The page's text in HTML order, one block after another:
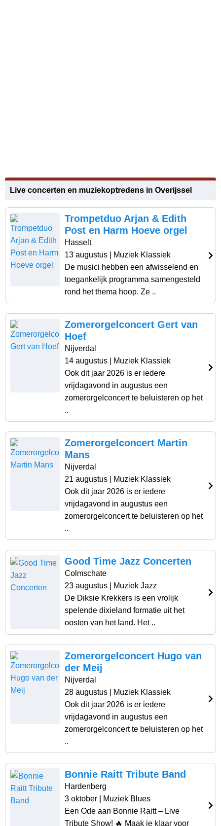
Live concerten en muziekoptredens in Overijssel
Trompetduo Arjan & Edith
Post en Harm Hoeve orgel
Hasselt
13 augustus | Muziek Klassiek
De musici hebben een afwisselend en
toegankelijk programma samengesteld
rond het thema hoop. Ze ..
Zomerorgelconcert Gert van
Hoef
Nijverdal
14 augustus | Muziek Klassiek
Ook dit jaar 2026 is er iedere
vrijdagavond in augustus een
zomerorgelconcert te beluisteren op het
..
Zomerorgelconcert Martin
Mans
Nijverdal
21 augustus | Muziek Klassiek
Ook dit jaar 2026 is er iedere
vrijdagavond in augustus een
zomerorgelconcert te beluisteren op het
..
Good Time Jazz Concerten
Colmschate
23 augustus | Muziek Jazz
De Diksie Krekkers is een vrolijk
spelende dixieland formatie uit het
oosten van het land. Het ..
Zomerorgelconcert Hugo van
der Meij
Nijverdal
28 augustus | Muziek Klassiek
Ook dit jaar 2026 is er iedere
vrijdagavond in augustus een
zomerorgelconcert te beluisteren op het
..
Bonnie Raitt Tribute Band
Hardenberg
3 oktober | Muziek Blues
Een Ode aan Bonnie Raitt – Live
Tribute Show! 🔥 Maak je klaar voor